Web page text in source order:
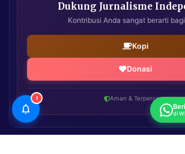
Dukung Jurnalisme
Kontribusi Anda sangat berarti
Kopi
Donasi
Aman & Terpercaya
!
di